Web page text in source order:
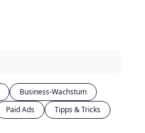
Business-Wachstum
Paid Ads
Tipps & Tricks